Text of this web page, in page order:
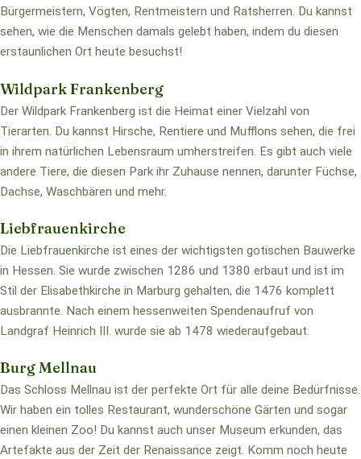
Bürgermeistern, Vögten, Rentmeistern und Ratsherren. Du kannst
sehen, wie die Menschen damals gelebt haben, indem du diesen
erstaunlichen Ort heute besuchst!
Wildpark Frankenberg
Der Wildpark Frankenberg ist die Heimat einer Vielzahl von
Tierarten. Du kannst Hirsche, Rentiere und Mufflons sehen, die frei
in ihrem natürlichen Lebensraum umherstreifen. Es gibt auch viele
andere Tiere, die diesen Park ihr Zuhause nennen, darunter Füchse,
Dachse, Waschbären und mehr.
Liebfrauenkirche
Die Liebfrauenkirche ist eines der wichtigsten gotischen Bauwerke
in Hessen. Sie wurde zwischen 1286 und 1380 erbaut und ist im
Stil der Elisabethkirche in Marburg gehalten, die 1476 komplett
ausbrannte. Nach einem hessenweiten Spendenaufruf von
Landgraf Heinrich III. wurde sie ab 1478 wiederaufgebaut.
Burg Mellnau
Das Schloss Mellnau ist der perfekte Ort für alle deine Bedürfnisse.
Wir haben ein tolles Restaurant, wunderschöne Gärten und sogar
einen kleinen Zoo! Du kannst auch unser Museum erkunden, das
Artefakte aus der Zeit der Renaissance zeigt. Komm noch heute